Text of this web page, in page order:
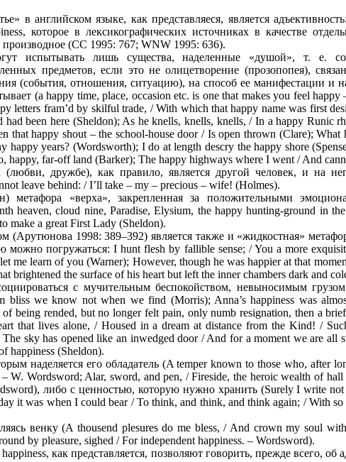
в английском языке, как представляеся, является
которое в лексикографических источниках в качестве
производное (CC 1995: 767; WNW 1995: 636).
испытывать лишь существа, наделенные «душой», т. е.
предметов, если это не олицетворение (прозопопея),
(события, отношения, ситуацию), на способ ее манифестации и
(a happy time, place, occasion etc. is one that makes you feel
letters fram’d by skilful trade, / With which that happy name was first
been here (Sheldon); As he knells, knells, knells, / In a happy Runic
that happy shout – the school-house door / Is open thrown (Clare); What
years? (Wordsworth); I do at length descry the happy shore
happy, far-off land (Barker); The happy highways where I went / And
дружбе), как правило, является другой человек, и на
leave behind: / I’ll take – my – precious – wife! (Holmes).
метафора «верха», закрепленная за положительными
heaven, cloud nine, Paradise, Elysium, the happy hunting-ground in
make a great First Lady (Sheldon).
(Арутюнова 1998: 389–392) является также и «жидкостная»
можно погружаться: I hunt flesh by fallible sense; / You a more
me learn of you (Warner); However, though he was happier at that
brightened the surface of his heart but left the inner chambers dark and
с мучительным беспокойством, невыносимым
we know not when we find (Morris); Anna’s happiness was
being rended, but no longer felt pain, only numb resignation, then a
that lives alone, / Housed in a dream at distance from the Kind! /
sky has opened like an inwedged door / And for a moment we are
happiness (Sheldon).
наделяется его обладатель (A temper known to those who, after
W. Wordsword; Alar, sword, and pen, / Fireside, the heroic wealth of
либо с ценностью, которую нужно хранить (Surely I write
it was when I could bear / To think, and think, and think again; / With so
венку (A thousend plesures do me bless, / And crown my soul
by pleasure, sighed / For independent happiness. – Wordsword).
как представляется, позволяют говорить, прежде всего, об